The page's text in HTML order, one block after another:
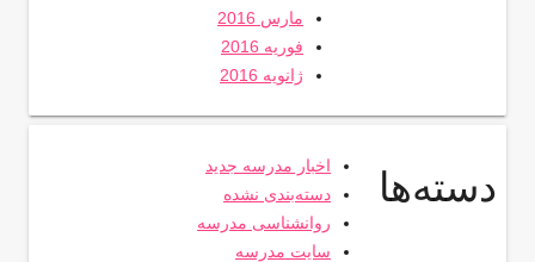
مارس 2016
فوریه 2016
ژانویه 2016
دسته‌ها
اخبار مدرسه جدید
دسته‌بندی نشده
روانشناسی مدرسه
سایت مدرسه